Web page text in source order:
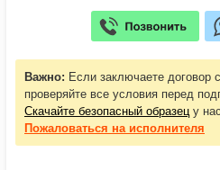
Важно: Если заключаете договор
проверяйте все условия перед
Скачайте безопасный образецу
Пожаловаться на исполнителя